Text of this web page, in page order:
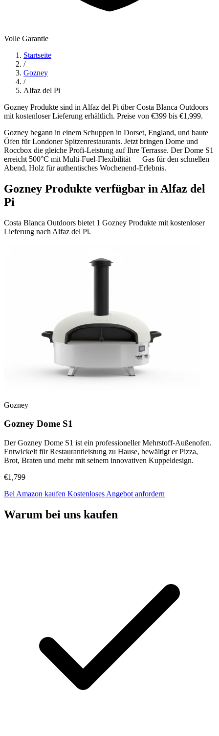
Volle Garantie
Startseite
/
Gozney
/
Alfaz del Pi
Gozney Produkte sind in Alfaz del Pi über Costa Blanca Outdoors
mit kostenloser Lieferung erhältlich. Preise von €399 bis €1,999.
Gozney begann in einem Schuppen in Dorset, England, und baute
Öfen für Londoner Spitzenrestaurants. Jetzt bringen Dome und
Roccbox die gleiche Profi-Leistung auf Ihre Terrasse. Der Dome S1
erreicht 500°C mit Multi-Fuel-Flexibilität — Gas für den schnellen
Abend, Holz für authentisches Wochenend-Erlebnis.
Gozney Produkte verfügbar in Alfaz del
Pi
Costa Blanca Outdoors bietet 1 Gozney Produkte mit kostenloser
Lieferung nach Alfaz del Pi.
Gozney
Gozney Dome S1
Der Gozney Dome S1 ist ein professioneller Mehrstoff-Außenofen.
Entwickelt für Restaurantleistung zu Hause, bewältigt er Pizza,
Brot, Braten und mehr mit seinem innovativen Kuppeldesign.
€1,799
Bei Amazon kaufen Kostenloses Angebot anfordern
Warum bei uns kaufen